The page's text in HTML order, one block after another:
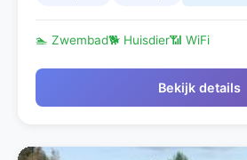
🏊 Zwembad🐕 Huisdier📶 WiFi
Bekijk details